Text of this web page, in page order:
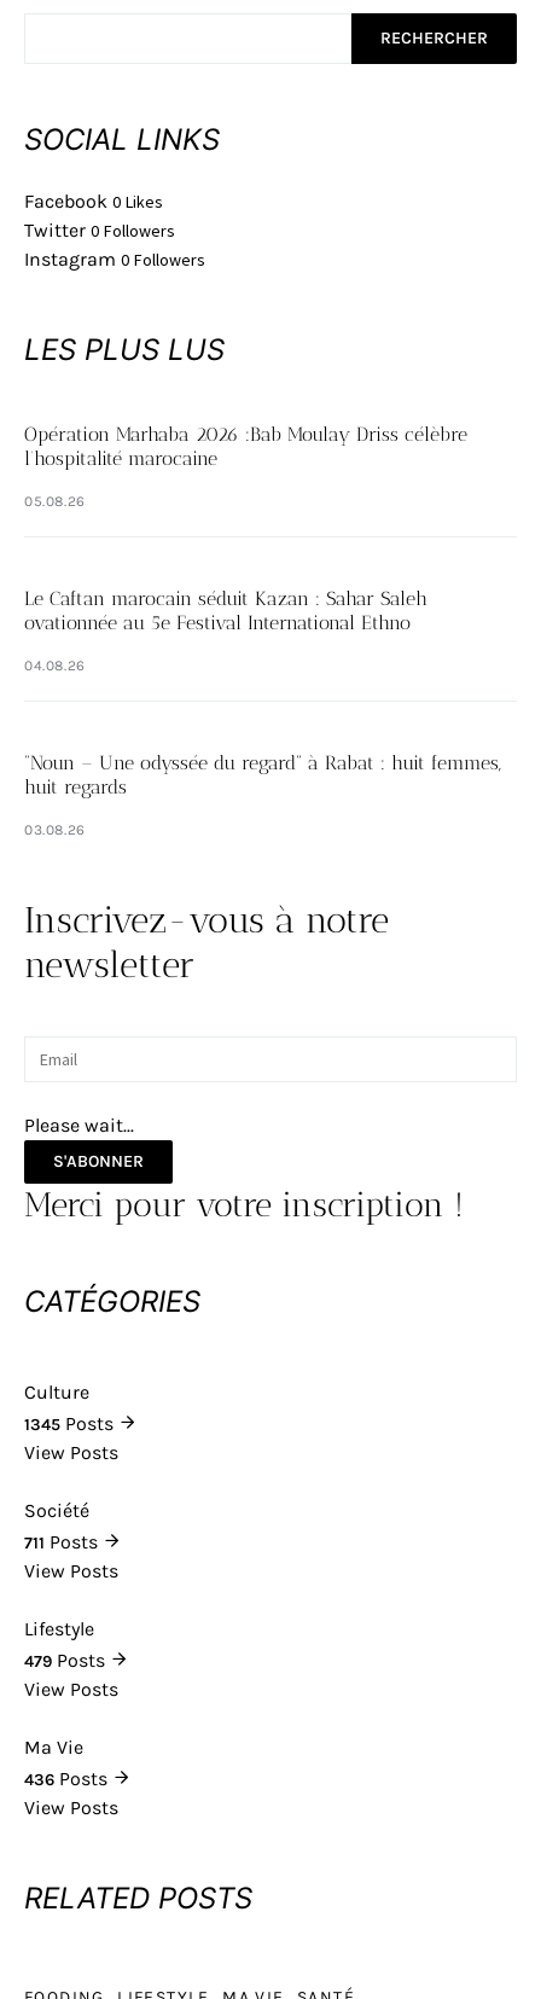
RECHERCHER
SOCIAL LINKS
Facebook 0 Likes
Twitter 0 Followers
Instagram 0 Followers
LES PLUS LUS
Opération Marhaba 2026 :Bab Moulay Driss célèbre
l’hospitalité marocaine
05.08.26
Le Caftan marocain séduit Kazan : Sahar Saleh
ovationnée au 5e Festival International Ethno
04.08.26
“Noun – Une odyssée du regard” à Rabat : huit femmes,
huit regards
03.08.26
Inscrivez-vous à notre
newsletter
Please wait...
S'ABONNER
Merci pour votre inscription !
CATÉGORIES
Culture
1345 Posts
View Posts
Société
711 Posts
View Posts
Lifestyle
479 Posts
View Posts
Ma Vie
436 Posts
View Posts
RELATED POSTS